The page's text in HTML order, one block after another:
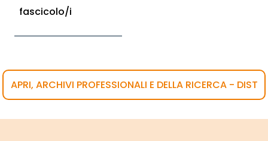
fascicolo/i
APRI, ARCHIVI PROFESSIONALI E DELLA RICERCA - DIST